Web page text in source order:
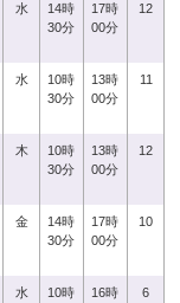
水
14時
30分
17時
00分
12
水
10時
30分
13時
00分
11
木
10時
30分
13時
00分
12
金
14時
30分
17時
00分
10
水
10時
16時
6